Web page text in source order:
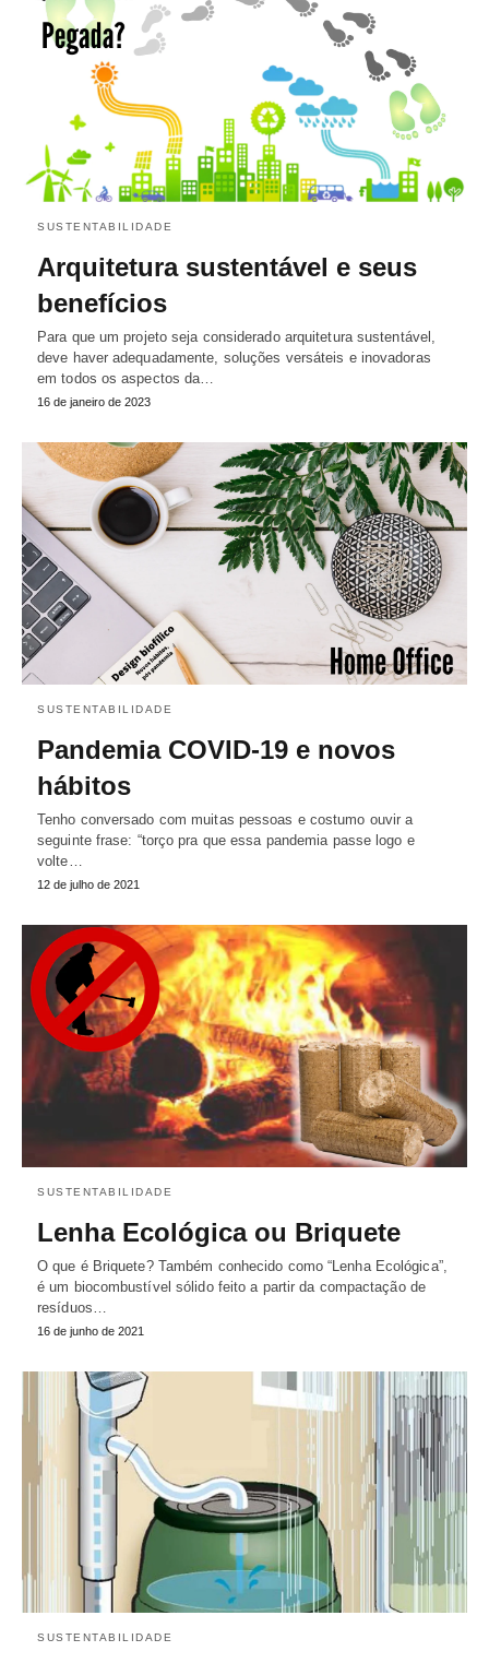
SUSTENTABILIDADE
Arquitetura sustentável e seus
benefícios
Para que um projeto seja considerado arquitetura sustentável,
deve haver adequadamente, soluções versáteis e inovadoras
em todos os aspectos da…
16 de janeiro de 2023
SUSTENTABILIDADE
Pandemia COVID-19 e novos
hábitos
Tenho conversado com muitas pessoas e costumo ouvir a
seguinte frase: “torço pra que essa pandemia passe logo e
volte…
12 de julho de 2021
SUSTENTABILIDADE
Lenha Ecológica ou Briquete
O que é Briquete? Também conhecido como “Lenha Ecológica”,
é um biocombustível sólido feito a partir da compactação de
resíduos…
16 de junho de 2021
SUSTENTABILIDADE